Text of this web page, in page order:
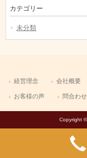
カテゴリー
未分類
経営理念 会社概要
お客様の声 問合わせ
Copyright